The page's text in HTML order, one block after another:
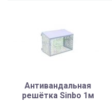
Антивандальная
решётка Sinbo 1м